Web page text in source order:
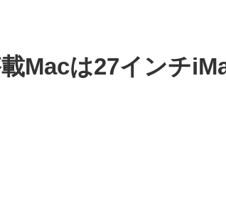
Macは27インチ